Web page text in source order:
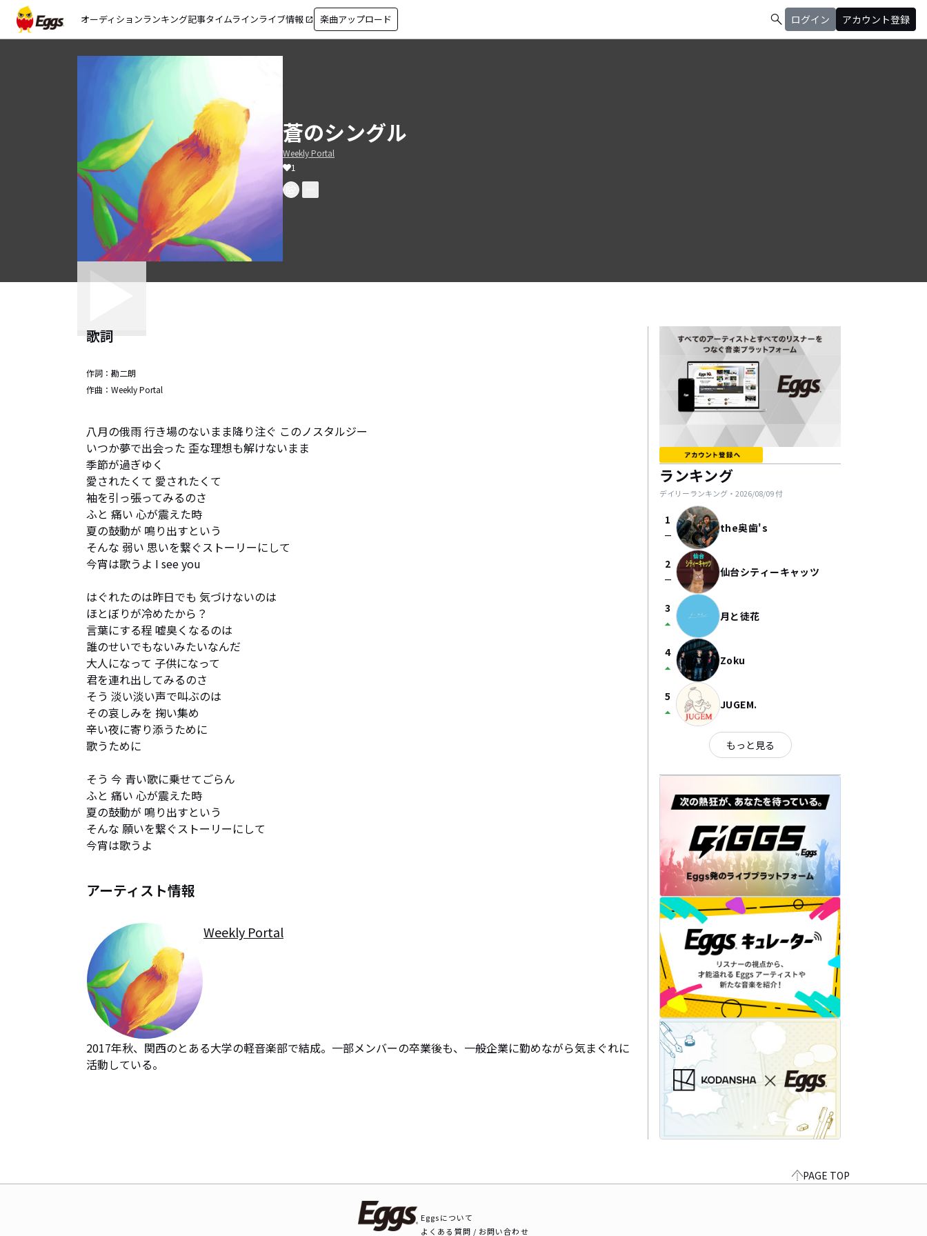
オーディションランキング記事タイムラインライブ情報 open_in_new 楽曲アップロード search ログイン アカウント登録
蒼のシングル
Weekly Portal
1
歌詞
作詞： 勘二朗
作曲： Weekly Portal
八月の俄雨 行き場のないまま降り注ぐ このノスタルジー
いつか夢で出会った 歪な理想も解けないまま
季節が過ぎゆく
愛されたくて 愛されたくて
袖を引っ張ってみるのさ
ふと 痛い 心が震えた時
夏の鼓動が 鳴り出すという
そんな 弱い 思いを繋ぐストーリーにして
今宵は歌うよ I see you
はぐれたのは昨日でも 気づけないのは
ほとぼりが冷めたから？
言葉にする程 嘘臭くなるのは
誰のせいでもないみたいなんだ
大人になって 子供になって
君を連れ出してみるのさ
そう 淡い淡い声で叫ぶのは
その哀しみを 掬い集め
辛い夜に寄り添うために
歌うために
そう 今 青い歌に乗せてごらん
ふと 痛い 心が震えた時
夏の鼓動が 鳴り出すという
そんな 願いを繋ぐストーリーにして
今宵は歌うよ
アーティスト情報
Weekly Portal
2017年秋、関西のとある大学の軽音楽部で結成。一部メンバーの卒業後も、一般企業に勤めながら気まぐれに
活動している。
ランキング
デイリーランキング・ 2026/08/09付
1
check_indeterminate_small the奥歯's
2
check_indeterminate_small 仙台シティーキャッツ
3
arrow_drop_up 月と徒花
4
arrow_drop_up Zoku
5
arrow_drop_up JUGEM.
もっと見る
PAGE TOP
Eggsについて
よくある質問 / お問い合わせ